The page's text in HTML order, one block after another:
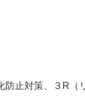
止対策、３R（